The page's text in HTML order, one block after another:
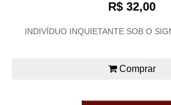
R$ 32,00
INDIVÍDUO INQUIETANTE SOB O
Comprar